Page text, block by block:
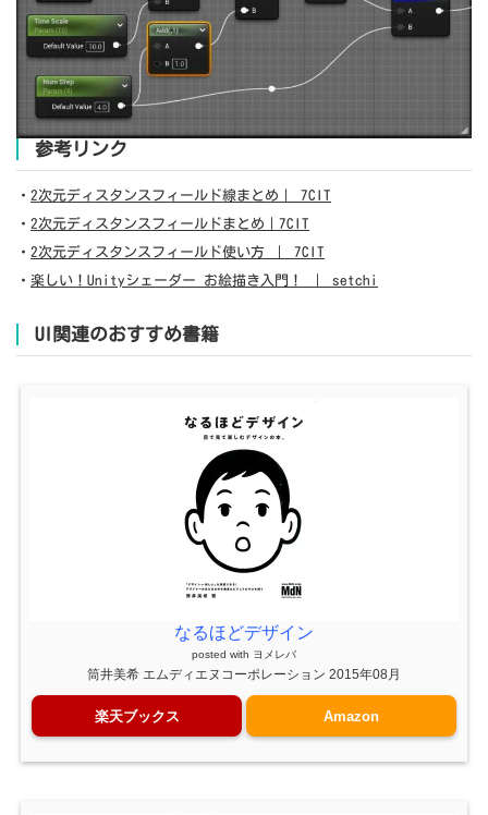
参考リンク
・ 2次元ディスタンスフィールド線まとめ｜ 7CIT
・ 2次元ディスタンスフィールドまとめ｜7CIT
・ 2次元ディスタンスフィールド使い方 ｜ 7CIT
・ 楽しい！Unityシェーダー お絵描き入門！ ｜ setchi
UI関連のおすすめ書籍
なるほどデザイン
posted with ヨメレバ
筒井美希 エムディエヌコーポレーション 2015年08月
楽天ブックス Amazon